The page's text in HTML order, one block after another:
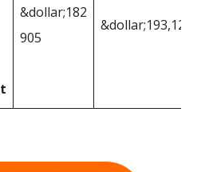
&dollar;182
905
&dollar;193,128